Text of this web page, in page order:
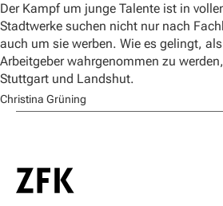
Der Kampf um junge Talente ist in
Stadtwerke suchen nicht nur nach
auch um sie werben. Wie es gelingt,
Arbeitgeber wahrgenommen zu
Stuttgart und Landshut.
Christina Grüning